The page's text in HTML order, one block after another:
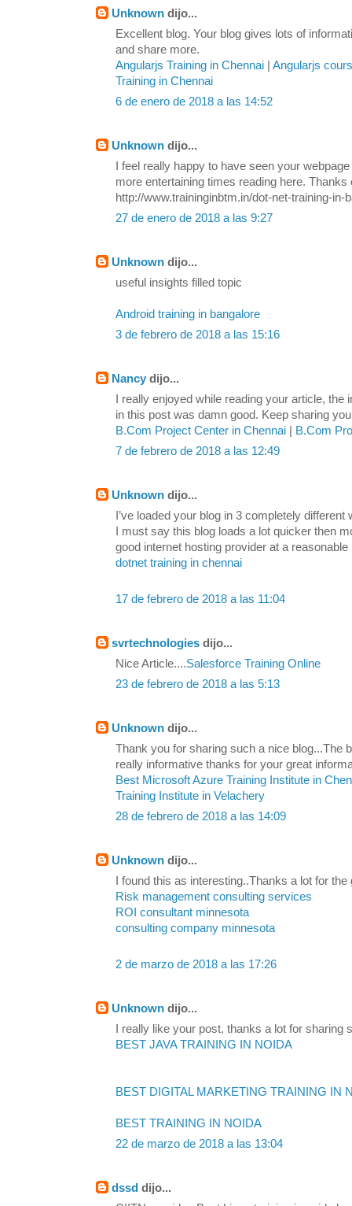
Unknown dijo...
Excellent blog. Your blog gives lots of
and share more.
Angularjs Training in Chennai
Angularjs
Training in Chennai
6 de enero de 2018 a las 14:52
Unknown dijo...
I feel really happy to have seen your
more entertaining times reading here.
http://www.traininginbtm.in/dot-net-training-in-
27 de enero de 2018 a las 9:27
Unknown dijo...
useful insights filled topic
Android training in bangalore
3 de febrero de 2018 a las 15:16
Nancy dijo...
I really enjoyed while reading your article,
in this post was damn good. Keep sharing
B.Com Project Center in Chennai
B.Com
7 de febrero de 2018 a las 12:49
Unknown dijo...
I’ve loaded your blog in 3 completely
I must say this blog loads a lot quicker then
good internet hosting provider at a reasonable
dotnet training in chennai
17 de febrero de 2018 a las 11:04
svrtechnologies dijo...
Nice Article....Salesforce Training Online
23 de febrero de 2018 a las 5:13
Unknown dijo...
Thank you for sharing such a nice blog...The
really informative thanks for your great
Best Microsoft Azure Training Institute in
Training Institute in Velachery
28 de febrero de 2018 a las 14:09
Unknown dijo...
I found this as interesting..Thanks a lot for
Risk management consulting services
ROI consultant minnesota
consulting company minnesota
2 de marzo de 2018 a las 17:26
Unknown dijo...
I really like your post, thanks a lot for sharing
BEST JAVA TRAINING IN NOIDA
BEST DIGITAL MARKETING TRAINING IN
BEST TRAINING IN NOIDA
22 de marzo de 2018 a las 13:04
dssd dijo...